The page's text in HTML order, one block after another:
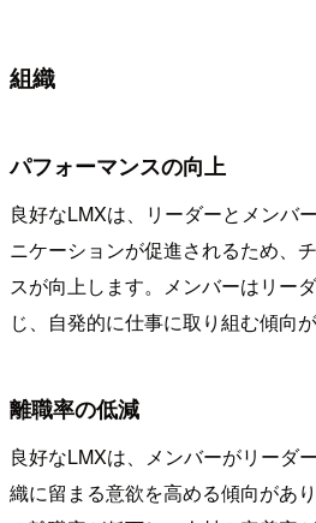
組織
パフォーマンスの向上
良好なLMXは、リーダーとメンバ
ニケーションが促進されるため、
スが向上します。メンバーはリー
じ、自発的に仕事に取り組む傾向が
離職率の低減
良好なLMXは、メンバーがリーダ
織に留まる意欲を高める傾向があ